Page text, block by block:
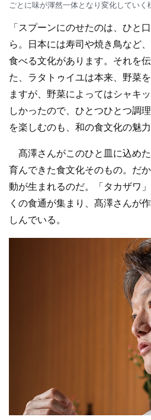
ごとに味が渾然一体となり変化していく
「スプーンにのせたのは、ひと
ら。日本には寿司や焼き鳥など
食べる文化があります。それを
た、ラタトゥイユは本来、野菜
ますが、野菜によってはシャキ
しかったので、ひとつひとつ調
を楽しむのも、和の食文化の魅力
髙澤さんがこのひと皿に込め
育んできた食文化そのもの。だ
動が生まれるのだ。「タカザワ
くの食通が集まり、髙澤さんが
しんでいる。